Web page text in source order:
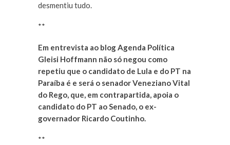
desmentiu tudo.
**
Em entrevista ao blog Agenda Política
Gleisi Hoffmann não só negou como
repetiu que o candidato de Lula e do PT na
Paraíba é e será o senador Veneziano Vital
do Rego, que, em contrapartida, apoia o
candidato do PT ao Senado, o ex-
governador Ricardo Coutinho.
**